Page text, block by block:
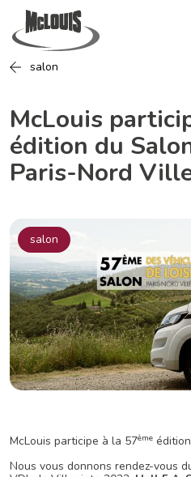
salon
McLouis
édition du
Paris-Nord
salon
McLouis participe à la 57ème
Nous vous donnons rendez-vous